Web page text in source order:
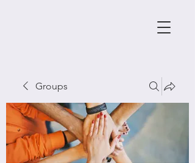
Groups